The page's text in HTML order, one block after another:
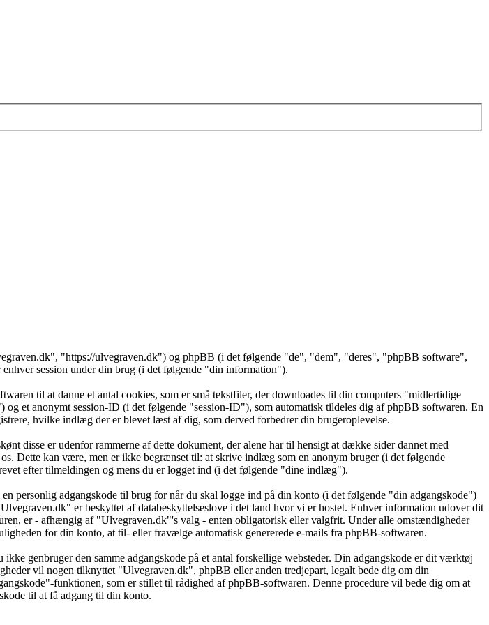
"https://ulvegraven.dk") og phpBB (i det følgende "de", "dem", "deres", "phpBB software",
session under din brug (i det følgende "din information").
til at danne et antal cookies, som er små tekstfiler, der downloades til din computers "midlertidige
et anonymt session-ID (i det følgende "session-ID"), som automatisk tildeles dig af phpBB softwaren. En
hvilke indlæg der er blevet læst af dig, som derved forbedrer din brugeroplevelse.
disse er udenfor rammerne af dette dokument, der alene har til hensigt at dække sider dannet med
Dette kan være, men er ikke begrænset til: at skrive indlæg som en anonym bruger (i det følgende
efter tilmeldingen og mens du er logget ind (i det følgende "dine indlæg").
adgangskode til brug for når du skal logge ind på din konto (i det følgende "din adgangskode")
er beskyttet af databeskyttelseslove i det land hvor vi er hostet. Enhver information udover dit
er - afhængig af "Ulvegraven.dk"'s valg - enten obligatorisk eller valgfrit. Under alle omstændigheder
for din konto, at til- eller fravælge automatisk genererede e-mails fra phpBB-softwaren.
genbruger den samme adgangskode på et antal forskellige websteder. Din adgangskode er dit værktøj
vil nogen tilknyttet "Ulvegraven.dk", phpBB eller anden tredjepart, legalt bede dig om din
funktionen, som er stillet til rådighed af phpBB-softwaren. Denne procedure vil bede dig om at
til at få adgang til din konto.